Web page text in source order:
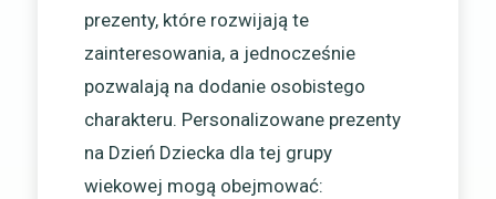
prezenty, które rozwijają te
zainteresowania, a jednocześnie
pozwalają na dodanie osobistego
charakteru. Personalizowane prezenty
na Dzień Dziecka dla tej grupy
wiekowej mogą obejmować: